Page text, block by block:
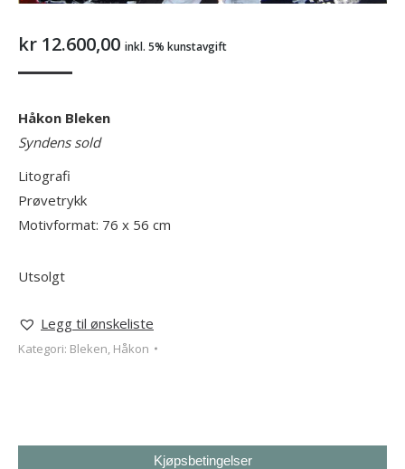
kr 12.600,00 inkl. 5% kunstavgift
Håkon Bleken
Syndens sold
Litografi
Prøvetrykk
Motivformat: 76 x 56 cm
Utsolgt
Legg til ønskeliste
Kategori: Bleken, Håkon
Kjøpsbetingelser